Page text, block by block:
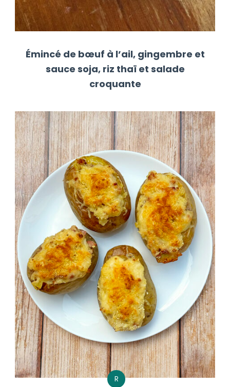
Émincé de bœuf à l’ail, gingembre et
sauce soja, riz thaï et salade
croquante
R